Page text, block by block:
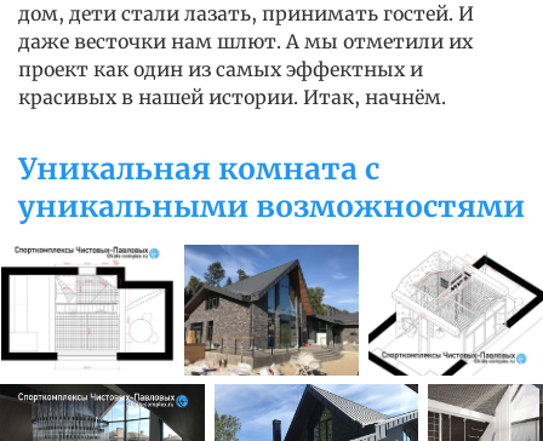
дом, дети стали лазать, принимать гостей. И
даже весточки нам шлют. А мы отметили их
проект как один из самых эффектных и
красивых в нашей истории. Итак, начнём.
Уникальная комната с
уникальными возможностями